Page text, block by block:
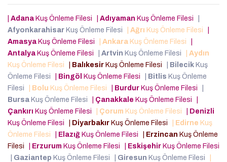
Adana Kuş Önleme Filesi Adıyaman Kuş Önleme Filesi
Afyonkarahisar Kuş Önleme Filesi Ağrı Kuş Önleme Filesi
Amasya Kuş Önleme Filesi Ankara Kuş Önleme Filesi
Antalya Kuş Önleme Filesi Artvin Kuş Önleme Filesi
Aydın
Kuş Önleme Filesi
Balıkesir Kuş Önleme Filesi Bilecik Kuş
Önleme Filesi
Bingöl Kuş Önleme Filesi Bitlis Kuş Önleme
Filesi
Bolu Kuş Önleme Filesi Burdur Kuş Önleme Filesi
Bursa Kuş Önleme Filesi Çanakkale Kuş Önleme Filesi
Çankırı Kuş Önleme Filesi Çorum Kuş Önleme Filesi
Denizli
Kuş Önleme Filesi
Diyarbakır Kuş Önleme Filesi Edirne Kuş
Önleme Filesi
Elazığ Kuş Önleme Filesi Erzincan Kuş Önleme
Filesi
Erzurum Kuş Önleme Filesi Eskişehir Kuş Önleme Filesi
Gaziantep Kuş Önleme Filesi Giresun Kuş Önleme Filesi